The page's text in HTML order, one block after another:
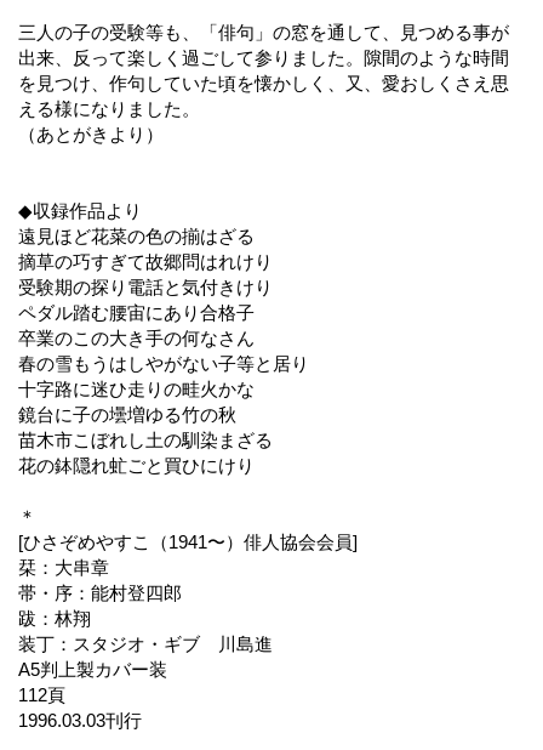
三人の子の受験等も、「俳句」の窓を通して、見つめる事が
出来、反って楽しく過ごして参りました。隙間のような時間
を見つけ、作句していた頃を懐かしく、又、愛おしくさえ思
える様になりました。
（あとがきより）
◆収録作品より
遠見ほど花菜の色の揃はざる
摘草の巧すぎて故郷問はれけり
受験期の探り電話と気付きけり
ペダル踏む腰宙にあり合格子
卒業のこの大き手の何なさん
春の雪もうはしやがない子等と居り
十字路に迷ひ走りの畦火かな
鏡台に子の壜増ゆる竹の秋
苗木市こぼれし土の馴染まざる
花の鉢隠れ虻ごと買ひにけり
＊
[ひさぞめやすこ（1941〜）俳人協会会員]
栞：大串章
帯・序：能村登四郎
跋：林翔
装丁：スタジオ・ギブ 川島進
A5判上製カバー装
112頁
1996.03.03刊行